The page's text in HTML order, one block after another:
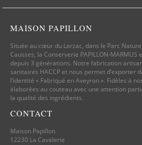
MAISON PAPILLON
Située au cœur du Larzac, dans le Parc
Causses, la Conserverie PAPILLON-
depuis 3 générations. Notre fabrication
sanitaires HACCP et nous permet d’exporter
l’identité « Fabriqué en Aveyron ». Fidèles à
élaborées au couteau avec une attention
la qualité des ingrédients.
CONTACT
Maison Papillon
12230 La Cavalerie